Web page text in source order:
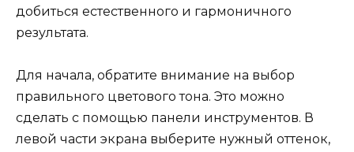
добиться естественного и гармоничного
результата.
Для начала, обратите внимание на выбор
правильного цветового тона. Это можно
сделать с помощью панели инструментов. В
левой части экрана выберите нужный оттенок,